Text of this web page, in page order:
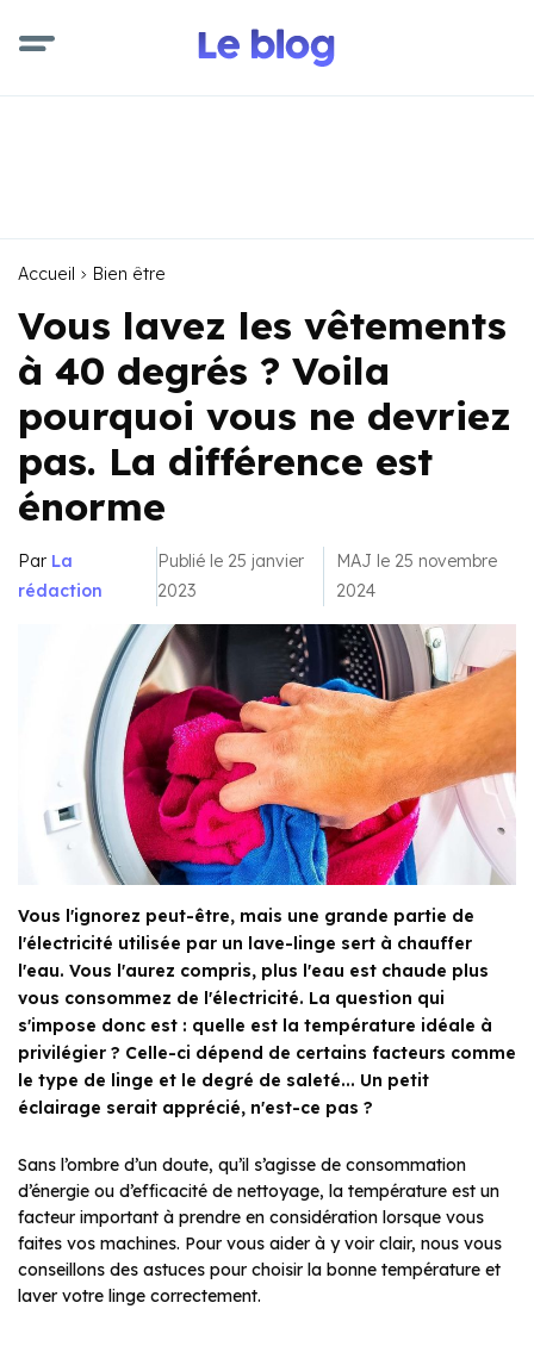
Accueil Bien être
Vous lavez les vêtements
à 40 degrés ? Voila
pourquoi vous ne devriez
pas. La différence est
énorme
Par La
rédaction
Publié le 25 janvier
2023
MAJ le 25 novembre
2024
Vous l'ignorez peut-être, mais une grande partie de
l'électricité utilisée par un lave-linge sert à chauffer
l'eau. Vous l'aurez compris, plus l'eau est chaude plus
vous consommez de l'électricité. La question qui
s'impose donc est : quelle est la température idéale à
privilégier ? Celle-ci dépend de certains facteurs comme
le type de linge et le degré de saleté... Un petit
éclairage serait apprécié, n'est-ce pas ?
Sans l’ombre d’un doute, qu’il s’agisse de consommation
d’énergie ou d’efficacité de nettoyage, la température est un
facteur important à prendre en considération lorsque vous
faites vos machines. Pour vous aider à y voir clair, nous vous
conseillons des astuces pour choisir la bonne température et
laver votre linge correctement.